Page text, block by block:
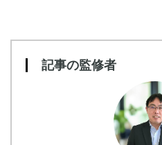
記事の監修者